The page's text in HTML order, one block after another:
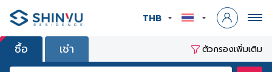
THB
ซื้อ เช่า ตัวกรองเพิ่มเติม